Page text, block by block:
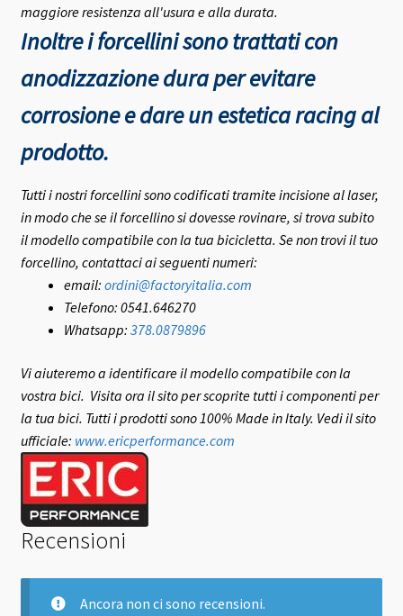
maggiore resistenza all'usura e alla durata.
Inoltre i forcellini sono trattati con
anodizzazione dura per evitare
corrosione e dare un estetica racing al
prodotto.
Tutti i nostri forcellini sono codificati tramite incisione al laser,
in modo che se il forcellino si dovesse rovinare, si trova subito
il modello compatibile con la tua bicicletta. Se non trovi il tuo
forcellino, contattaci ai seguenti numeri:
email: ordini@factoryitalia.com
Telefono: 0541.646270
Whatsapp: 378.0879896
Vi aiuteremo a identificare il modello compatibile con la
vostra bici. Visita ora il sito per scoprite tutti i componenti per
la tua bici. Tutti i prodotti sono 100% Made in Italy. Vedi il sito
ufficiale: www.ericperformance.com
Recensioni
Ancora non ci sono recensioni.